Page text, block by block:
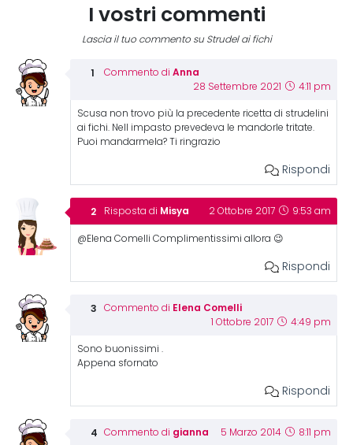
I vostri commenti
Lascia il tuo commento su Strudel ai fichi
Commento di Anna
28 Settembre 2021 4:11 pm
Scusa non trovo più la precedente ricetta di strudelini
ai fichi. Nell impasto prevedeva le mandorle tritate.
Puoi mandarmela? Ti ringrazio
Rispondi
Risposta di Misya 2 Ottobre 2017 9:53 am
@Elena Comelli Complimentissimi allora 😉
Rispondi
Commento di Elena Comelli
1 Ottobre 2017 4:49 pm
Sono buonissimi .
Appena sfornato
Rispondi
Commento di gianna 5 Marzo 2014 8:11 pm